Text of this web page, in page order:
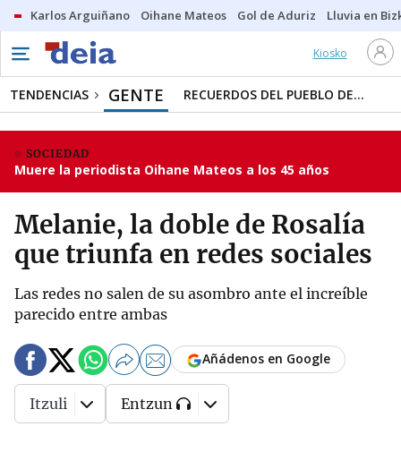
Karlos Arguiñano Oihane Mateos Gol de Aduriz Lluvia en
Kiosko
TENDENCIAS GENTE RECUERDOS DEL PUEBLO DE...
SOCIEDAD
Muere la periodista Oihane Mateos a los 45 años
Melanie, la doble de Rosalía
que triunfa en redes sociales
Las redes no salen de su asombro ante el increíble
parecido entre ambas
Añádenos en Google
Itzuli Entzun